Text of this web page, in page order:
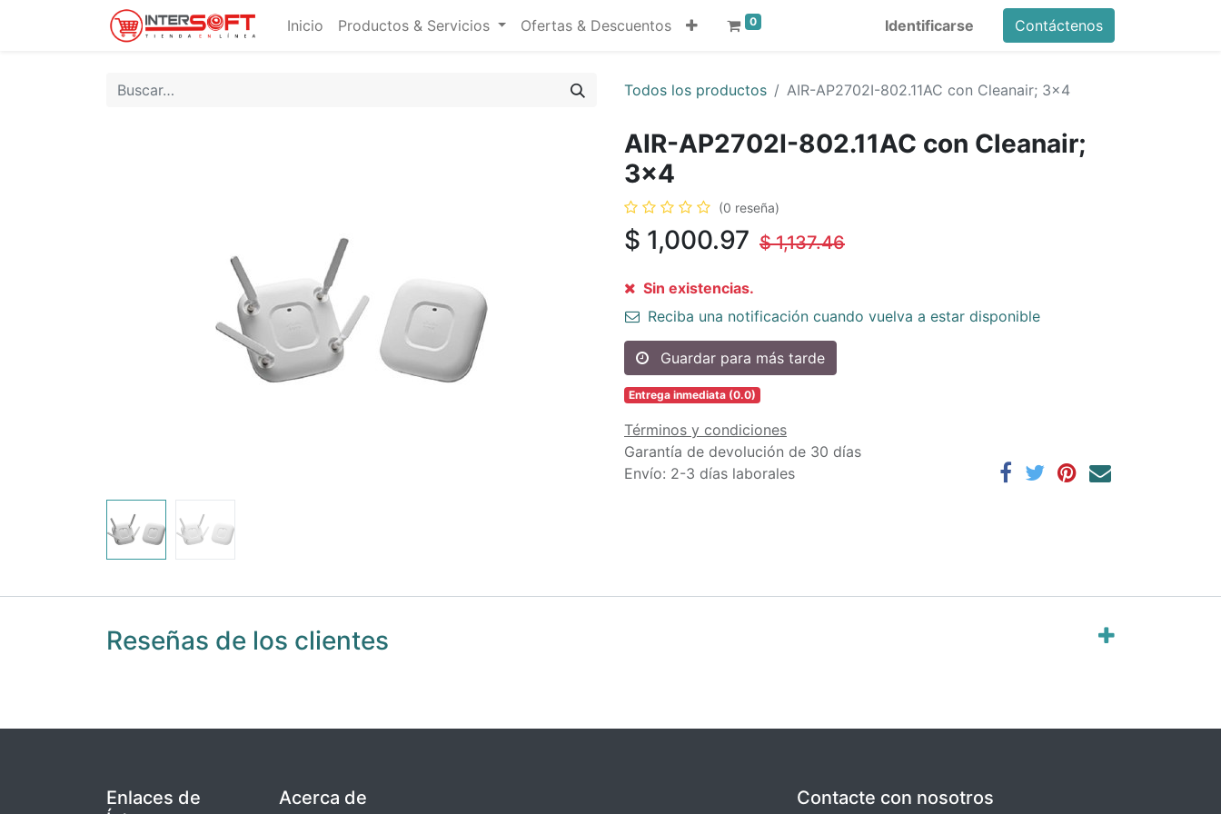
Inicio Productos & Servicios Ofertas & Descuentos 0 Identificarse Contáctenos
Todos los productos AIR-AP2702I-802.11AC con Cleanair; 3x4
AIR-AP2702I-802.11AC con Cleanair;
3x4
(0 reseña)
$ 1,000.97 $1,137.46
Sin existencias.
Reciba una notificación cuando vuelva a estar disponible
Guardar para más tarde
Entrega inmediata (0.0)
Términos y condiciones
Garantía de devolución de 30 días
Envío: 2-3 días laborales
Reseñas de los clientes
Enlaces de
Acerca de Contacte con nosotros